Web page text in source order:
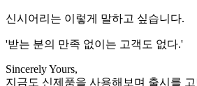
신시어리는 이렇게 말하고 싶습니다.
'받는 분의 만족 없이는 고객도 없다.'
Sincerely Yours,
지금도 신제품을 사용해보며 출시를